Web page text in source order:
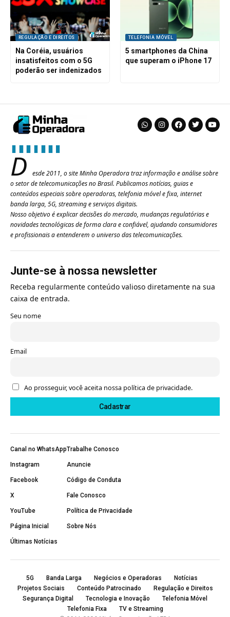
REGULAÇÃO E DIREITOS
Na Coréia, usuários
insatisfeitos com o 5G
poderão ser indenizados
TELEFONIA MÓVEL
5 smartphones da China
que superam o iPhone 17
D
esde 2011, o site Minha Operadora traz informação e análise sobre
o setor de telecomunicações no Brasil. Publicamos notícias, guias e
conteúdos especiais sobre operadoras, telefonia móvel e fixa, internet
banda larga, 5G, streaming e serviços digitais.
Nosso objetivo é explicar decisões do mercado, mudanças regulatórias e
novidades tecnológicas de forma clara e confiável, ajudando consumidores
e profissionais a entenderem o universo das telecomunicações.
Junte-se à nossa newsletter
Receba regularmente conteúdo valioso diretamente na sua
caixa de entrada.
Seu nome
Email
Ao prosseguir, você aceita nossa política de privacidade.
Canal no WhatsApp
Instagram
Facebook
X
YouTube
Página Inicial
Últimas Notícias
Trabalhe Conosco
Anuncie
Código de Conduta
Fale Conosco
Política de Privacidade
Sobre Nós
5G Banda Larga Negócios e Operadoras
Notícias
Projetos Sociais
Conteúdo Patrocinado
Regulação e Direitos
Segurança Digital
Tecnologia e Inovação
Telefonia Móvel
Telefonia Fixa
TV e Streaming